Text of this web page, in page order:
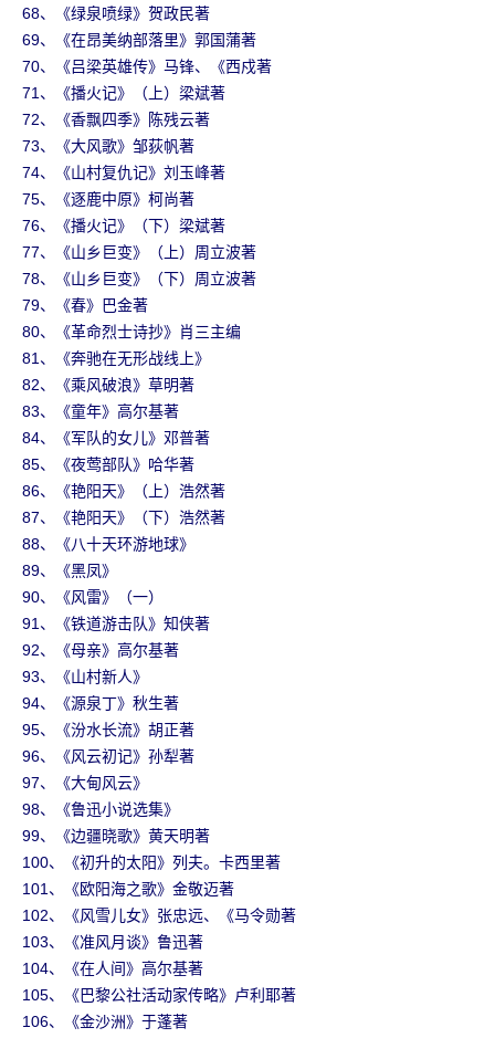
68、《绿泉喷绿》贺政民著
69、《在昂美纳部落里》郭国蒲著
70、《吕梁英雄传》马锋、《西戍著
71、《播火记》（上）梁斌著
72、《香飘四季》陈残云著
73、《大风歌》邹荻帆著
74、《山村复仇记》刘玉峰著
75、《逐鹿中原》柯尚著
76、《播火记》（下）梁斌著
77、《山乡巨变》（上）周立波著
78、《山乡巨变》（下）周立波著
79、《春》巴金著
80、《革命烈士诗抄》肖三主编
81、《奔驰在无形战线上》
82、《乘风破浪》草明著
83、《童年》高尔基著
84、《军队的女儿》邓普著
85、《夜莺部队》哈华著
86、《艳阳天》（上）浩然著
87、《艳阳天》（下）浩然著
88、《八十天环游地球》
89、《黑凤》
90、《风雷》（一）
91、《铁道游击队》知侠著
92、《母亲》高尔基著
93、《山村新人》
94、《源泉丁》秋生著
95、《汾水长流》胡正著
96、《风云初记》孙犁著
97、《大甸风云》
98、《鲁迅小说选集》
99、《边疆晓歌》黄天明著
100、《初升的太阳》列夫。卡西里著
101、《欧阳海之歌》金敬迈著
102、《风雪儿女》张忠远、《马令勋著
103、《准风月谈》鲁迅著
104、《在人间》高尔基著
105、《巴黎公社活动家传略》卢利耶著
106、《金沙洲》于蓬著